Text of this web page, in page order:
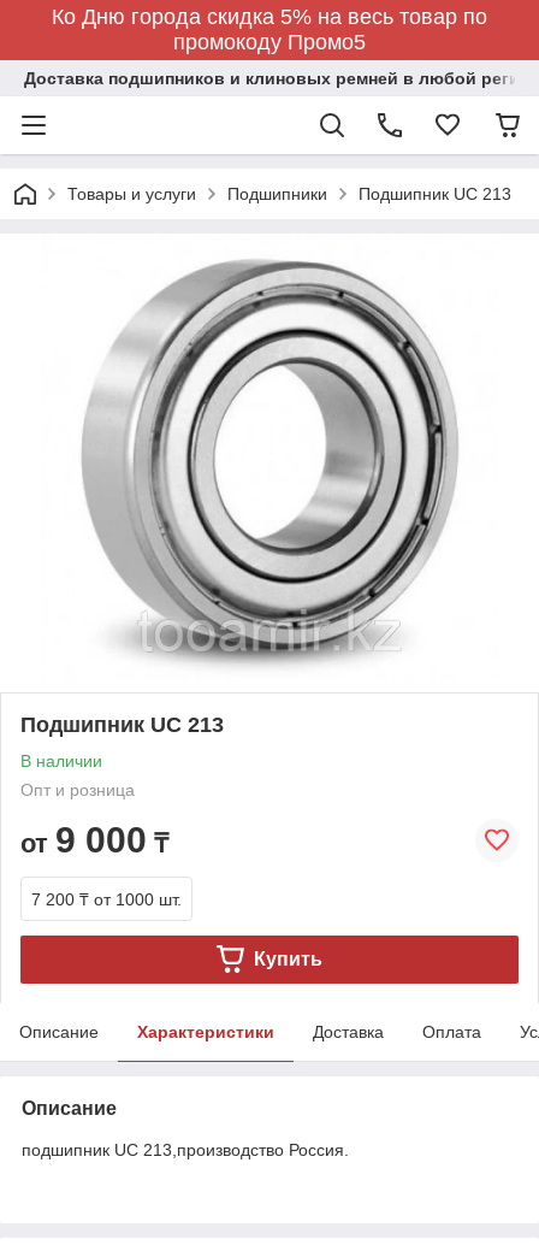
Ко Дню города скидка 5% на весь товар по
промокоду Промо5
Доставка подшипников и клиновых ремней в любой регион
Товары и услуги Подшипники Подшипник UC 213
Подшипник UC 213
В наличии
Опт и розница
от 9 000 ₸
7 200 ₸ от 1000 шт.
Купить
Описание Характеристики Доставка Оплата
Описание
подшипник UC 213,производство Россия.